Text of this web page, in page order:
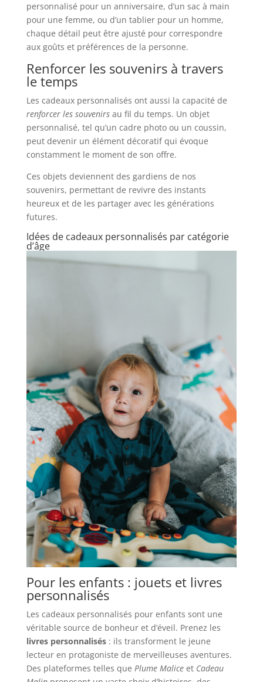
personnalisé pour un anniversaire, d’un sac à main
pour une femme, ou d’un tablier pour un homme,
chaque détail peut être ajusté pour correspondre
aux goûts et préférences de la personne.
Renforcer les souvenirs à travers
le temps
Les cadeaux personnalisés ont aussi la capacité de
renforcer les souvenirsau fil du temps. Un objet
personnalisé, tel qu’un cadre photo ou un coussin,
peut devenir un élément décoratif qui évoque
constamment le moment de son offre.
Ces objets deviennent des gardiens de nos
souvenirs, permettant de revivre des instants
heureux et de les partager avec les générations
futures.
Idées de cadeaux personnalisés par catégorie
d’âge
Pour les enfants : jouets et livres
personnalisés
Les cadeaux personnalisés pour enfants sont une
véritable source de bonheur et d’éveil. Prenez les
livres personnalisés: ils transforment le jeune
lecteur en protagoniste de merveilleuses aventures.
Des plateformes telles que Plume Maliceet Cadeau